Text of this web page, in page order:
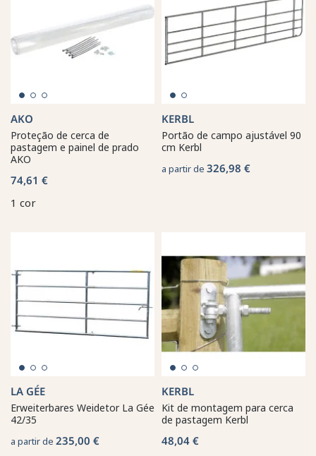
AKO
Proteção de cerca de
pastagem e painel de prado
AKO
74,61 €
1 cor
KERBL
Portão de campo ajustável 90
cm Kerbl
a partir de 326,98 €
LA GÉE
Erweiterbares Weidetor La Gée
42/35
a partir de 235,00 €
KERBL
Kit de montagem para cerca
de pastagem Kerbl
48,04 €